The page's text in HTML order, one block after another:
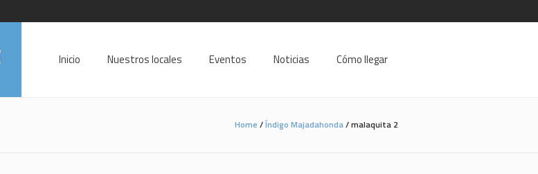
Inicio Nuestros locales Eventos Noticias Cómo llegar
Home /Índigo Majadahonda/malaquita 2